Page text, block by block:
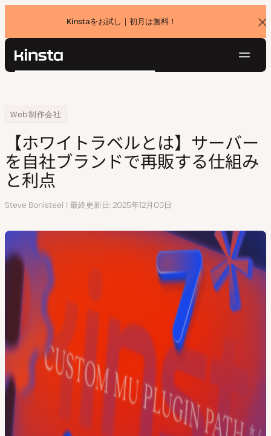
Kinstaをお試し｜初月は無料！
バ
ナ
Kinsta®
ョ
ン
価格設定
お問い合わせ
検
Home
リソースセンター
Web制作会社
【ホワイトラベルとは】サーバーを自社ブランドで再販する仕組みと利
【ホワイトラベルとは】サーバー
を自社ブランドで再販する仕組み
と利点
執
Steve Bonisteel 最終更新日 2025年12月03日